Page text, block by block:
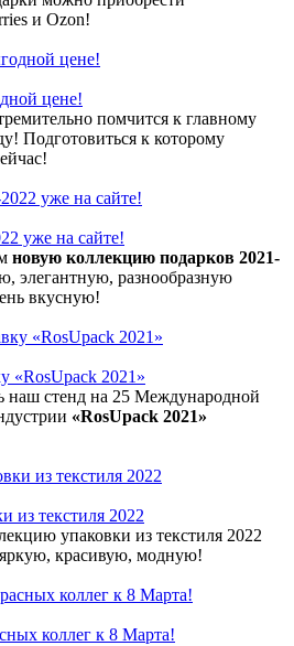
и Ozon!
цене!
помчится к главному
Подготовиться к которому
уже на сайте!
новую коллекцию подарков 2021-
элегантную, разнообразную
вкусную!
«RosUpack 2021»
наш стенд на 25 Международной
«RosUpack 2021»
из текстиля 2022
упаковки из текстиля 2022
красивую, модную!
коллег к 8 Марта!